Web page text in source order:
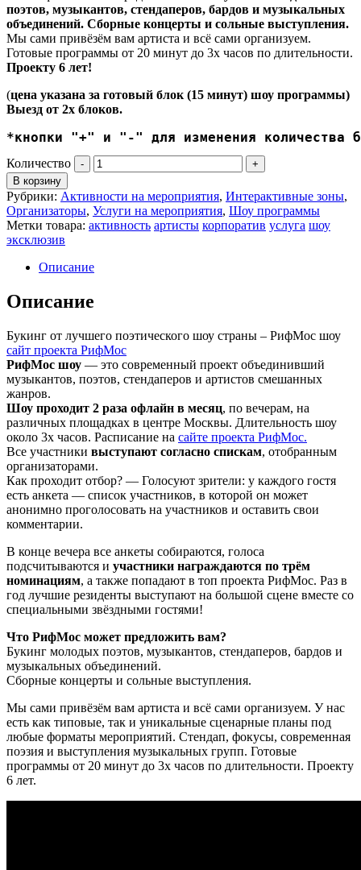
поэтов, музыкантов, стендаперов, бардов и музыкальных
объединений. Сборные концерты и сольные выступления.
Мы сами привёзём вам артиста и всё сами организуем.
Готовые программы от 20 минут до 3х часов по длительности.
Проекту 6 лет!
(цена указана за готовый блок (15 минут) шоу программы)
Выезд от 2х блоков.
*кнопки "+" и "-" для изменения количества
Количество
В корзину
Рубрики: Активности на мероприятия, Интерактивные зоны,
Организаторы, Услуги на мероприятия, Шоу программы
Метки товара: активность артисты корпоратив услуга шоу
эксклюзив
Описание
Описание
Букинг от лучшего поэтического шоу страны – РифМос шоу
сайт проекта РифМос
РифМос шоу — это современный проект объединивший
музыкантов, поэтов, стендаперов и артистов смешанных
жанров.
Шоу проходит 2 раза офлайн в месяц, по вечерам, на
различных площадках в центре Москвы. Длительность шоу
около 3х часов. Расписание на сайте проекта РифМос.
Все участники выступают согласно спискам, отобранным
организаторами.
Как проходит отбор? — Голосуют зрители: у каждого гостя
есть анкета — список участников, в которой он может
анонимно проголосовать на участников и оставить свои
комментарии.
В конце вечера все анкеты собираются, голоса
подсчитываются и участники награждаются по трём
номинациям, а также попадают в топ проекта РифМос. Раз в
год лучшие резиденты выступают на большой сцене вместе со
специальными звёздными гостями!
Что РифМос может предложить вам?
Букинг молодых поэтов, музыкантов, стендаперов, бардов и
музыкальных объединений.
Сборные концерты и сольные выступления.
Мы сами привёзём вам артиста и всё сами организуем. У нас
есть как типовые, так и уникальные сценарные планы под
любые форматы мероприятий. Стендап, фокусы, современная
поэзия и выступления музыкальных групп. Готовые
программы от 20 минут до 3х часов по длительности. Проекту
6 лет.